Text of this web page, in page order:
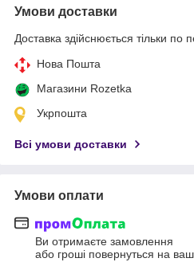
Умови доставки
Доставка здійснюється тільки по
Нова Пошта
Магазини Rozetka
Укрпошта
Всі умови доставки
Умови оплати
Ви отримаєте замовлення
або гроші повернуться на